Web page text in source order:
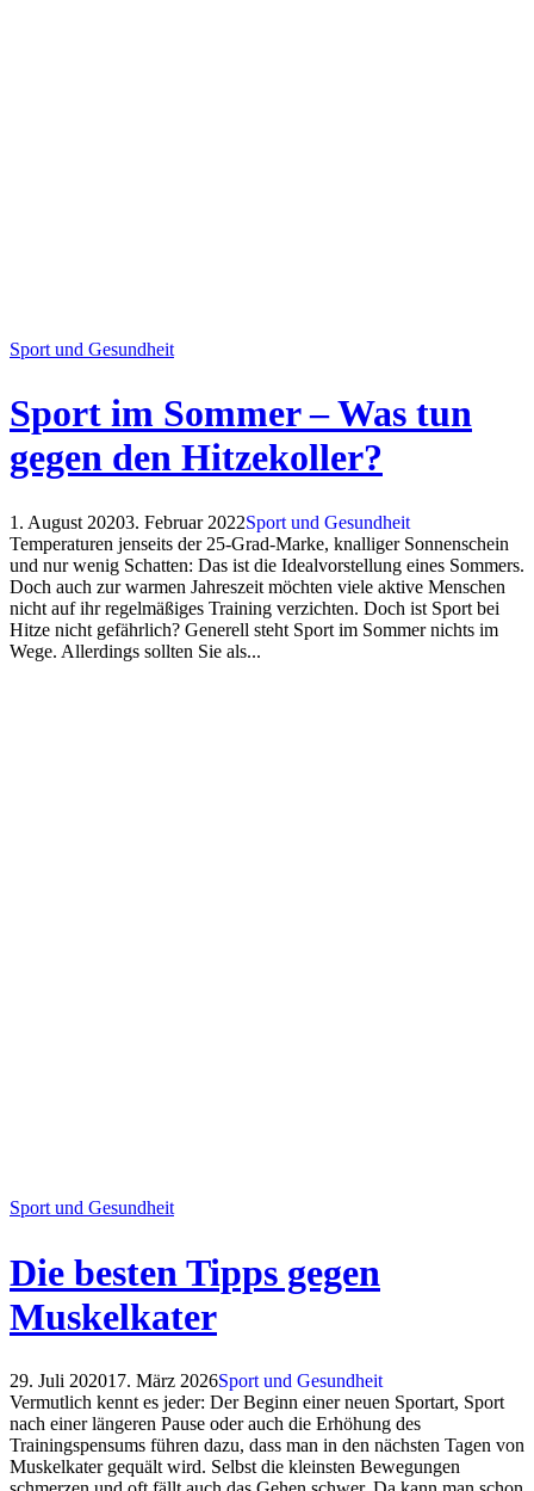
Sport und Gesundheit
Sport im Sommer – Was tun
gegen den Hitzekoller?
1. August 20203. Februar 2022Sport und Gesundheit
Temperaturen jenseits der 25-Grad-Marke, knalliger Sonnenschein
und nur wenig Schatten: Das ist die Idealvorstellung eines Sommers.
Doch auch zur warmen Jahreszeit möchten viele aktive Menschen
nicht auf ihr regelmäßiges Training verzichten. Doch ist Sport bei
Hitze nicht gefährlich? Generell steht Sport im Sommer nichts im
Wege. Allerdings sollten Sie als...
Sport und Gesundheit
Die besten Tipps gegen
Muskelkater
29. Juli 202017. März 2026Sport und Gesundheit
Vermutlich kennt es jeder: Der Beginn einer neuen Sportart, Sport
nach einer längeren Pause oder auch die Erhöhung des
Trainingspensums führen dazu, dass man in den nächsten Tagen von
Muskelkater gequält wird. Selbst die kleinsten Bewegungen